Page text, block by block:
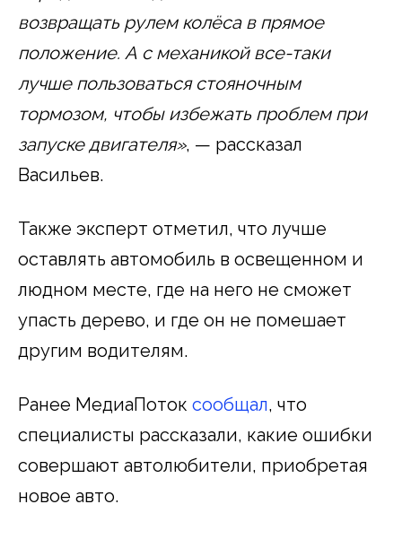
возвращать рулем колёса в прямое
положение. А с механикой все-таки
лучше пользоваться стояночным
тормозом, чтобы избежать проблем при
запуске двигателя», — рассказал
Васильев.
Также эксперт отметил, что лучше
оставлять автомобиль в освещенном и
людном месте, где на него не сможет
упасть дерево, и где он не помешает
другим водителям.
Ранее МедиаПоток сообщал, что
специалисты рассказали, какие ошибки
совершают автолюбители, приобретая
новое авто.